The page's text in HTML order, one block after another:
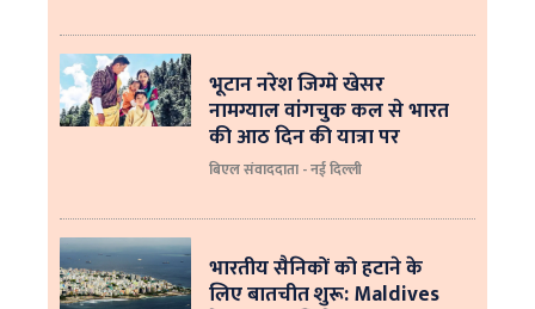
भूटान नरेश जिग्मे खेसर
नामग्याल वांगचुक कल से भारत
की आठ दिन की यात्रा पर
बिएल संवाददाता - नई दिल्ली
भारतीय सैनिकों को हटाने के
लिए बातचीत शुरू: Maldives